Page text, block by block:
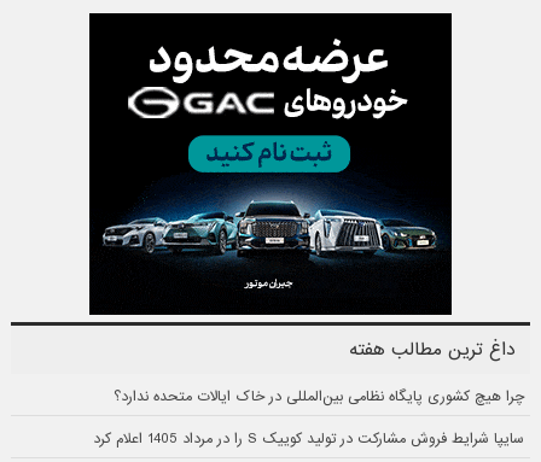
داغ ترین مطالب هفته
چرا هیچ کشوری پایگاه نظامی بین‌المللی در خاک ایالات متحده ندارد؟
سایپا شرایط فروش مشارکت در تولید کوییک S را در مرداد 1405 اعلام کرد